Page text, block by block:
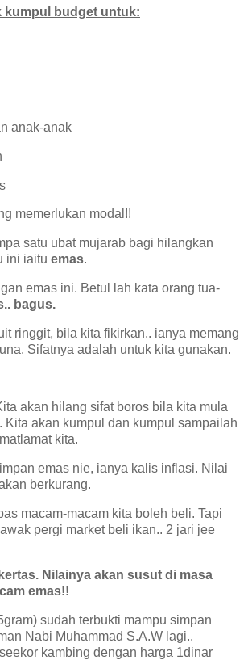
kumpul budget untuk:
anak-anak
memerlukan modal!!
satu ubat mujarab bagi hilangkan
ini iaitu emas.
emas ini. Betul lah kata orang tua-
bagus.
ringgit, bila kita fikirkan.. ianya memang
Sifatnya adalah untuk kita gunakan.
akan hilang sifat boros bila kita mula
Kita akan kumpul dan kumpul sampailah
kita.
emas nie, ianya kalis inflasi. Nilai
berkurang.
macam-macam kita boleh beli. Tapi
pergi market beli ikan.. 2 jari jee
Nilainya akan susut di masa
emas!!
sudah terbukti mampu simpan
Nabi Muhammad S.A.W lagi..
kambing dengan harga 1dinar